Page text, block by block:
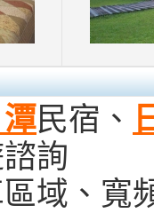
潭民宿、
詢
域、寬